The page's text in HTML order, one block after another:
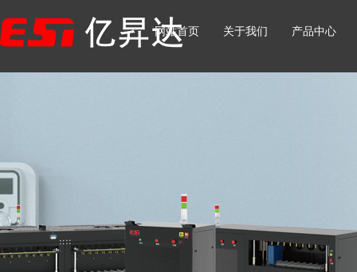
网站首页 关于我们 产品中心